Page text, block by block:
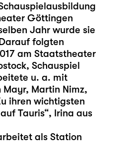
Göttingen
Jahr wurde sie
folgten
am Staatstheater
Schauspiel
u. a. mit
Martin Nimz,
ihren wichtigsten
Tauris“, Irina aus
als Station